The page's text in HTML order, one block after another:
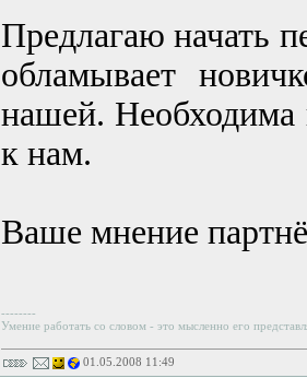
Предлагаю начать
обламывает
нашей. Необходима
к нам.
Ваше мнение
--------
Умение работать со словом - это мысленно его
01.05.2008 11:49